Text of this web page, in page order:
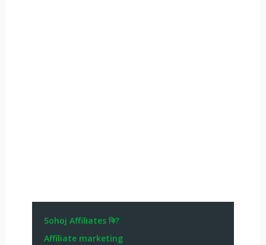
Sohoj Affiliates কি?
Affiliate marketing